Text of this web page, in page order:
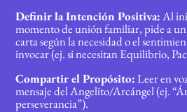
Definir la Intención Positiva:Al
momento de unión familiar, pide a
carta según la necesidad o el
invocar (ej. si necesitan Equilibrio,
Compartir el Propósito:Leer en
mensaje del Angelito/Arcángel (ej.
perseverancia”).